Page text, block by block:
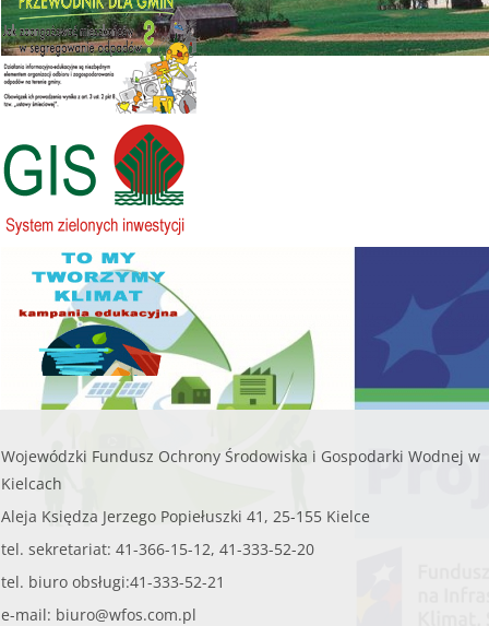
W WOJEWÓDZTWIE
WSPIERAMY
kwoty naboru.
200 000,00
zł
........
czytaj więcej...
lub do czasu wyczerpania kwoty naboru.
Kwota naboru na 2025r. na zadania bieżące:
000,00 zł
Maksymalna kwota dofinansowania na jedno
przedsięwzięcie objęte wnioskiem nie może
przekroczyć8 000,00 zł.
......
czytaj więcej...
Wojewódzki Fundusz Ochrony Środowiska i Gospodarki Wodnej w
Kielcach
Aleja Księdza Jerzego Popiełuszki 41, 25-155 Kielce
tel. sekretariat: 41-366-15-12, 41-333-52-20
tel. biuro obsługi:41-333-52-21
e-mail: biuro@wfos.com.pl